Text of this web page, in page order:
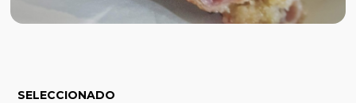
SELECCIONADO